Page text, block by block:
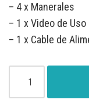
– 4 x Manerales
– 1 x Video de Uso
– 1 x Cable de